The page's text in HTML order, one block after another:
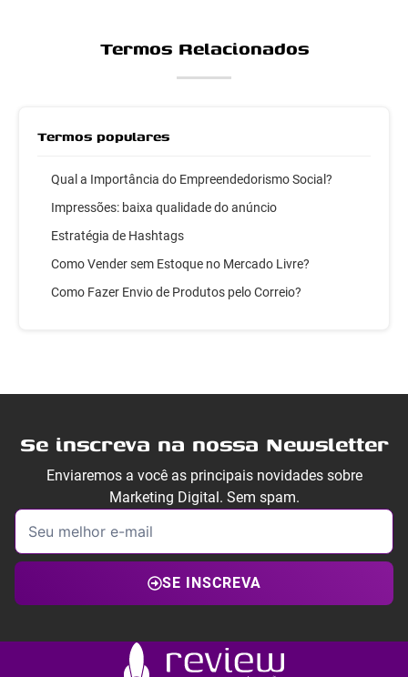
Termos Relacionados
Termos populares
Qual a Importância do Empreendedorismo Social?
Impressões: baixa qualidade do anúncio
Estratégia de Hashtags
Como Vender sem Estoque no Mercado Livre?
Como Fazer Envio de Produtos pelo Correio?
Se inscreva na nossa Newsletter
Enviaremos a você as principais novidades sobre
Marketing Digital. Sem spam.
SE INSCREVA